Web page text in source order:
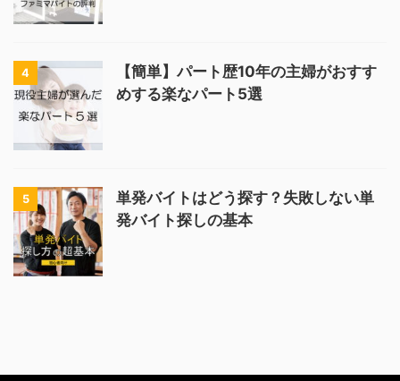
4
【簡単】パート歴10年の主婦がおすす
めする楽なパート5選
5
単発バイトはどう探す？失敗しない単
発バイト探しの基本